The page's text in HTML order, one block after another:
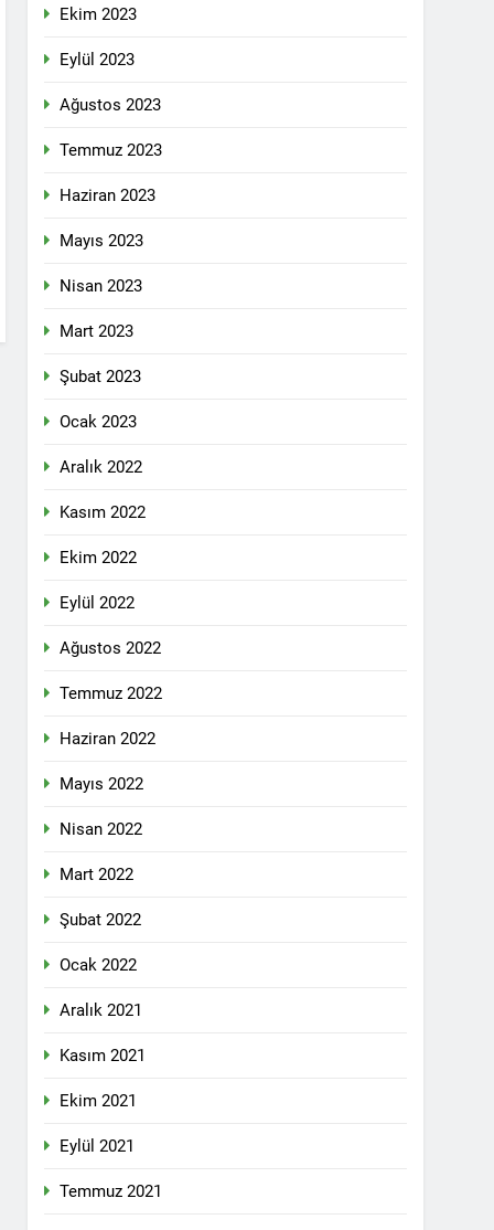
Geleceğinde Belirsizlikler”
dönüşmektedir”
YAPTI
Dünya Anadil Günü’nü HAK-
etrafında birleşmeli
dil olsun.
li ber kolonyalîzmê netewînin bi rêzdarî
görüştü.
Genel Merkez’de toplandı.
VE DİYALOĞLA ÇÖZÜLMELİDİR
başkanı Bayram Bozyel’in açılış
Ekim 2023
Eylül 2023
Ağustos 2023
Temmuz 2023
Haziran 2023
Mayıs 2023
Nisan 2023
Mart 2023
Şubat 2023
Ocak 2023
Aralık 2022
Kasım 2022
Ekim 2022
Eylül 2022
Ağustos 2022
Temmuz 2022
Haziran 2022
Mayıs 2022
Nisan 2022
Mart 2022
Şubat 2022
Ocak 2022
Aralık 2021
Kasım 2021
Ekim 2021
Eylül 2021
Temmuz 2021